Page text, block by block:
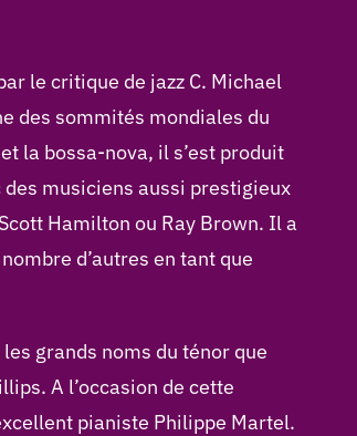
le critique de jazz C. Michael
des sommités mondiales du
la bossa-nova, il s’est produit
musiciens aussi prestigieux
Hamilton ou Ray Brown. Il a
d’autres en tant que
grands noms du ténor que
A l’occasion de cette
pianiste Philippe Martel.